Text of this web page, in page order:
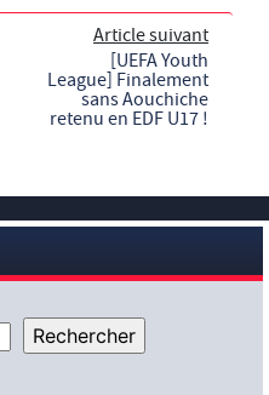
Article suivant
[UEFA Youth
League] Finalement
sans Aouchiche
retenu en EDF U17 !